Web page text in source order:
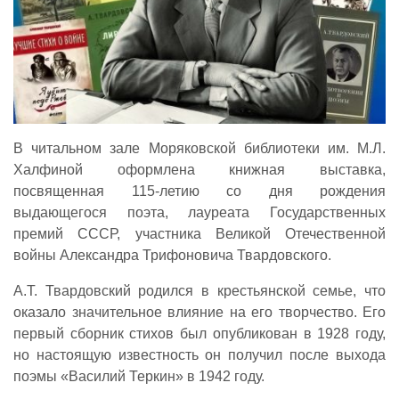
В читальном зале Моряковской библиотеки им. М.Л.
Халфиной оформлена книжная выставка,
посвященная 115-летию со дня рождения
выдающегося поэта, лауреата Государственных
премий СССР, участника Великой Отечественной
войны Александра Трифоновича Твардовского.
А.Т. Твардовский родился в крестьянской семье, что
оказало значительное влияние на его творчество. Его
первый сборник стихов был опубликован в 1928 году,
но настоящую известность он получил после выхода
поэмы «Василий Теркин» в 1942 году.